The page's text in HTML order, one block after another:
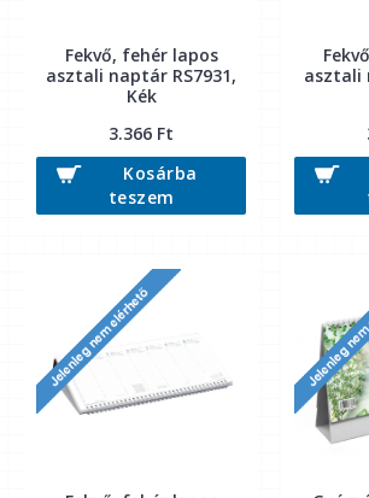
Fekvő, fehér lapos
asztali naptár RS7931,
Kék
3.366 Ft
Kosárba
teszem
asztali